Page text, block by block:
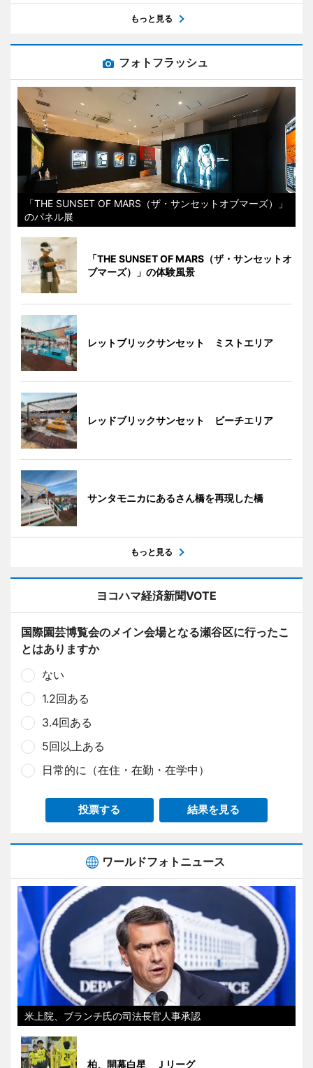
もっと見る
フォトフラッシュ
「THE SUNSET OF MARS（ザ・サンセットオブマーズ）」
のパネル展
「THE SUNSET OF MARS（ザ・サンセットオ
ブマーズ）」の体験風景
レットブリックサンセット ミストエリア
レッドブリックサンセット ビーチエリア
サンタモニカにあるさん橋を再現した橋
もっと見る
ヨコハマ経済新聞VOTE
国際園芸博覧会のメイン会場となる瀬谷区に行ったこ
とはありますか
ない
1.2回ある
3.4回ある
5回以上ある
日常的に（在住・在勤・在学中）
投票する 結果を見る
ワールドフォトニュース
米上院、ブランチ氏の司法長官人事承認
柏、開幕白星 Ｊリーグ